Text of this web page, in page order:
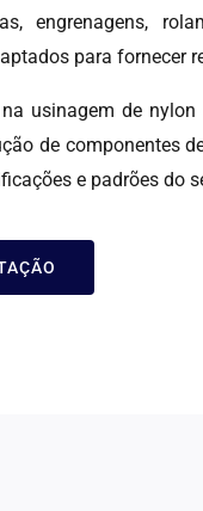
engrenagens,
para fornecer
usinagem de
de componentes
e padrões do